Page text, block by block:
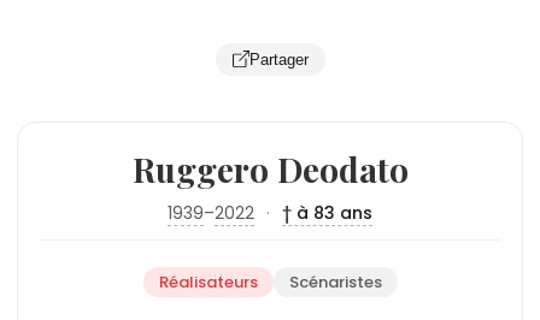
Partager
Ruggero Deodato
1939–2022 · † à 83 ans
Réalisateurs Scénaristes